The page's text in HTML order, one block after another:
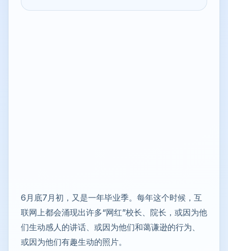
6月底7月初，又是一年毕业季。每年这个时候，互
联网上都会涌现出许多“网红”校长、院长，或因为他
们生动感人的讲话、或因为他们和蔼谦逊的行为、
或因为他们有趣生动的照片。